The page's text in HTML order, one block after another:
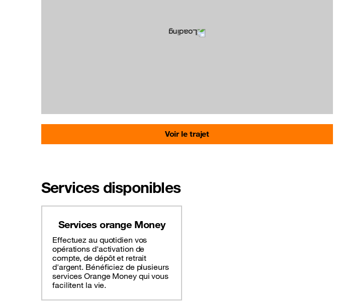
Voir le trajet
Services disponibles
Services orange Money
Effectuez au quotidien vos
opérations d'activation de
compte, de dépôt et retrait
d'argent. Bénéficiez de plusieurs
services Orange Money qui vous
facilitent la vie.